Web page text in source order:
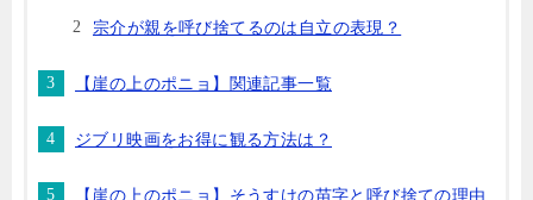
宗介が親を呼び捨てるのは自立の表現？
【崖の上のポニョ】関連記事一覧
ジブリ映画をお得に観る方法は？
【崖の上のポニョ】そうすけの苗字と呼び捨ての理由